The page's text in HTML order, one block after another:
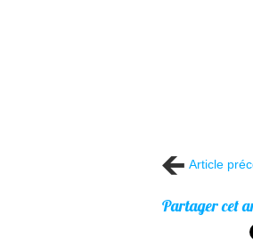
Article
Partager cet